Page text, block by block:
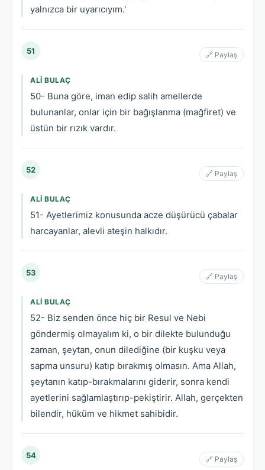
yalnızca bir uyarıcıyım.'
51 🔗 Paylaş
ALI BULAÇ
50- Buna göre, iman edip salih amellerde
bulunanlar, onlar için bir bağışlanma (mağfiret) ve
üstün bir rızık vardır.
52 🔗 Paylaş
ALI BULAÇ
51- Ayetlerimiz konusunda acze düşürücü çabalar
harcayanlar, alevli ateşin halkıdır.
53 🔗 Paylaş
ALI BULAÇ
52- Biz senden önce hiç bir Resul ve Nebi
göndermiş olmayalım ki, o bir dilekte bulunduğu
zaman, şeytan, onun dilediğine (bir kuşku veya
sapma unsuru) katıp bırakmış olmasın. Ama Allah,
şeytanın katıp-bırakmalarını giderir, sonra kendi
ayetlerini sağlamlaştırıp-pekiştirir. Allah, gerçekten
bilendir, hüküm ve hikmet sahibidir.
54 🔗 Paylaş